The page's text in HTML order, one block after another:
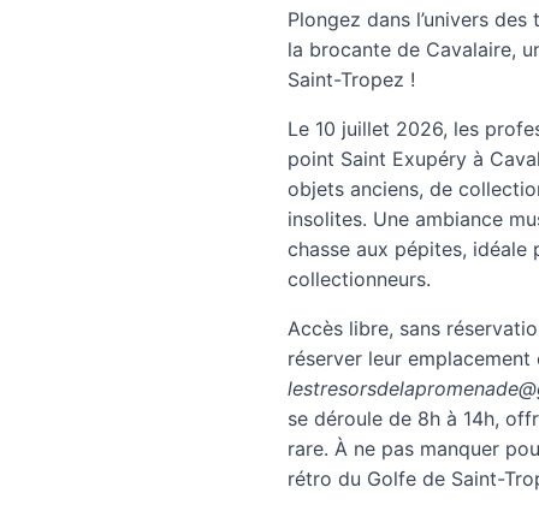
Plongez dans l’univers
la brocante de Cavalaire,
Saint-Tropez !
Le 10 juillet 2026, les
point Saint Exupéry à
objets anciens, de
insolites. Une ambiance
chasse aux pépites, idéale
collectionneurs.
Accès libre, sans
réserver leur
se déroule de 8h à 14h,
rare. À ne pas manquer
rétro du Golfe de Saint-